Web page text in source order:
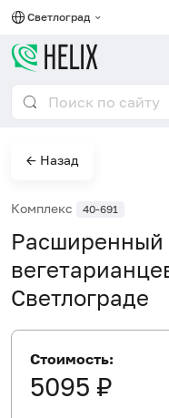
Светлоград
← Назад
Комплекс 40-691
Расширенный
Светлограде
Стоимость:
5095 ₽